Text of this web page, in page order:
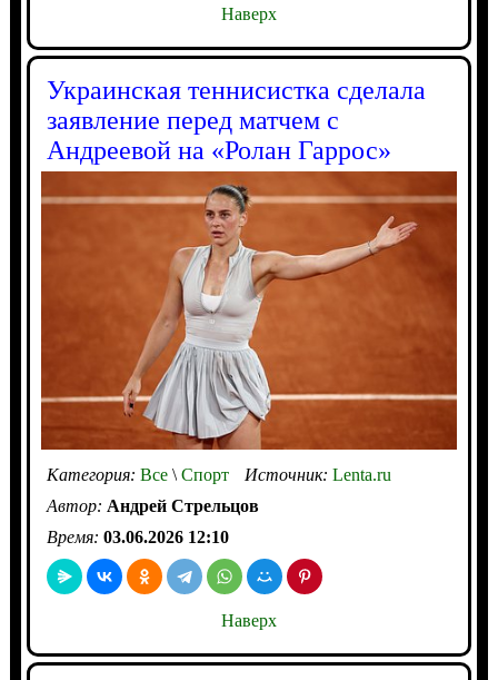
Наверх
Украинская теннисистка сделала
заявление перед матчем с
Андреевой на «Ролан Гаррос»
Категория: Все\Спорт Источник: Lenta.ru
Автор: Андрей Стрельцов
Время: 03.06.2026 12:10
Наверх